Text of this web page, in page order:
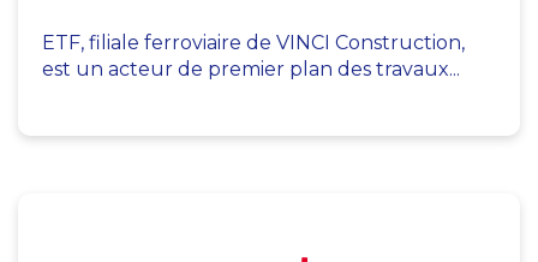
ETF, filiale ferroviaire de VINCI Construction,
est un acteur de premier plan des travaux...